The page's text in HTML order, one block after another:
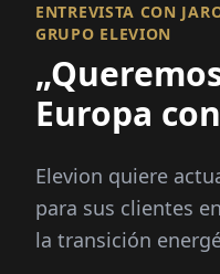
ENTREVISTA CON
GRUPO ELEVION
Europa
Elevion quiere
para sus clientes
la transición